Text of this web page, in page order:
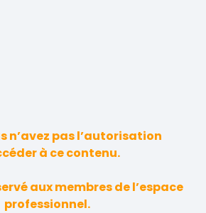
n’avez pas l’autorisation
à ce contenu.
aux membres de l’espace
professionnel.